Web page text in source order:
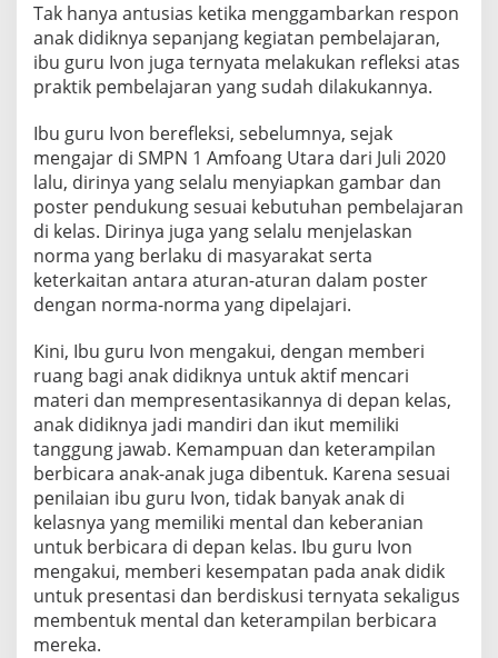
Tak hanya antusias ketika menggambarkan respon
anak didiknya sepanjang kegiatan pembelajaran,
ibu guru Ivon juga ternyata melakukan refleksi atas
praktik pembelajaran yang sudah dilakukannya.
Ibu guru Ivon berefleksi, sebelumnya, sejak
mengajar di SMPN 1 Amfoang Utara dari Juli 2020
lalu, dirinya yang selalu menyiapkan gambar dan
poster pendukung sesuai kebutuhan pembelajaran
di kelas. Dirinya juga yang selalu menjelaskan
norma yang berlaku di masyarakat serta
keterkaitan antara aturan-aturan dalam poster
dengan norma-norma yang dipelajari.
Kini, Ibu guru Ivon mengakui, dengan memberi
ruang bagi anak didiknya untuk aktif mencari
materi dan mempresentasikannya di depan kelas,
anak didiknya jadi mandiri dan ikut memiliki
tanggung jawab. Kemampuan dan keterampilan
berbicara anak-anak juga dibentuk. Karena sesuai
penilaian ibu guru Ivon, tidak banyak anak di
kelasnya yang memiliki mental dan keberanian
untuk berbicara di depan kelas. Ibu guru Ivon
mengakui, memberi kesempatan pada anak didik
untuk presentasi dan berdiskusi ternyata sekaligus
membentuk mental dan keterampilan berbicara
mereka.